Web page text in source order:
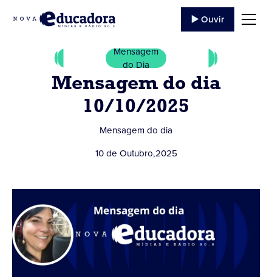
▶️ Ouvir
Mensagem
do Dia
Mensagem do dia
10/10/2025
Mensagem do dia
10 de Outubro,2025